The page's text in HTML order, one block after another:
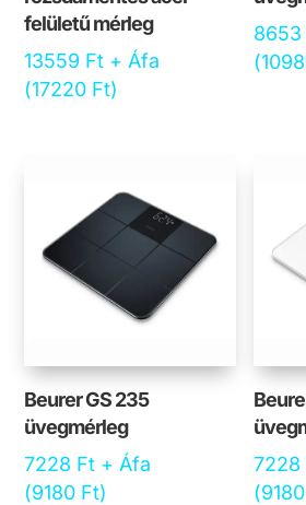
felületű mérleg
13559 Ft + Áfa
(17220 Ft)
8653
(
Beurer GS 235
üvegmérleg
7228 Ft + Áfa
(9180 Ft)
7228
(9180